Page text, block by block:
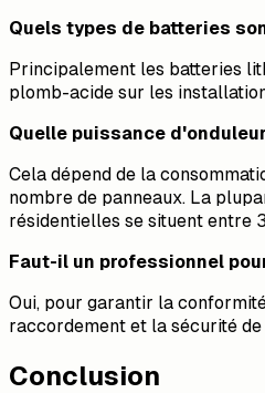
Quels types de batteries
Principalement les batteries
plomb-acide sur les
Quelle puissance
Cela dépend de la
nombre de panneaux. La
résidentielles se situent entre
Faut-il un professionnel
Oui, pour garantir la
raccordement et la sécurité
Conclusion